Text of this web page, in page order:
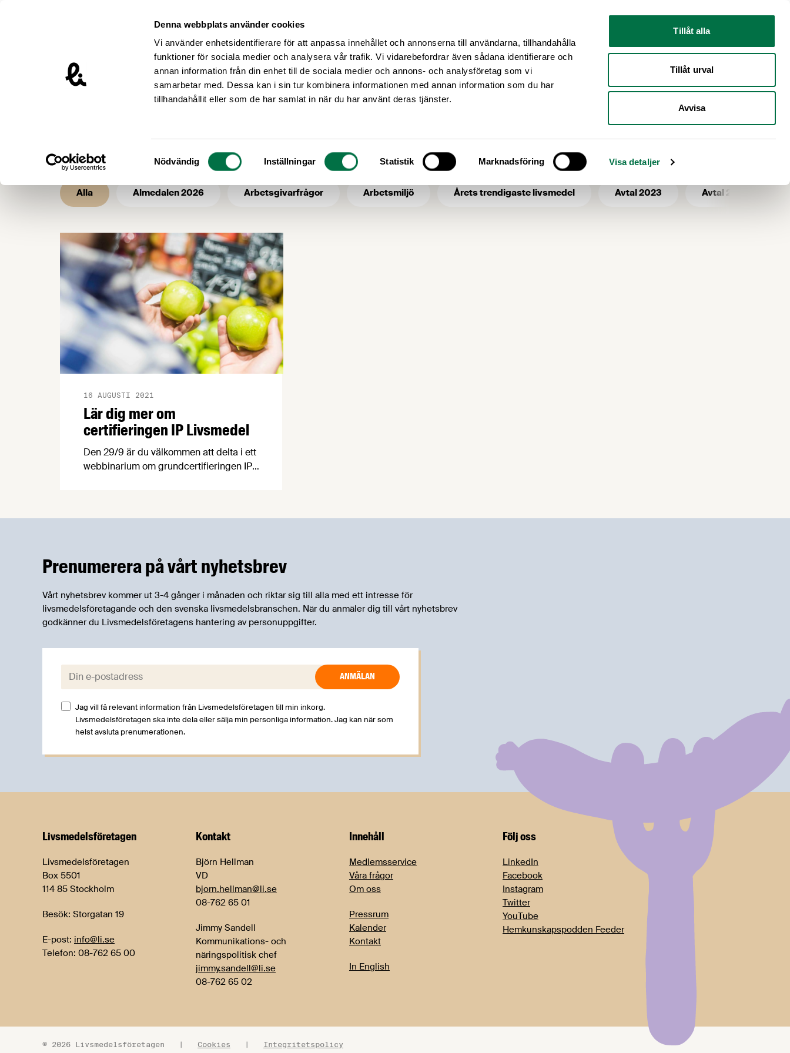
Denna webbplats använder cookies
Vi använder enhetsidentifierare för att anpassa innehållet och annonserna till användarna, tillhandahålla
funktioner för sociala medier och analysera vår trafik. Vi vidarebefordrar även sådana identifierare och
annan information från din enhet till de sociala medier och annons- och analysföretag som vi
samarbetar med. Dessa kan i sin tur kombinera informationen med annan information som du har
tillhandahållit eller som de har samlat in när du har använt deras tjänster.
Samtyckesval
Nödvändig Inställningar Statistik Marknadsföring Visa detaljer
Tillåt alla
Tillåt urval
Avvisa
Livsmedelsföretagen – till startsidan
Livsmedelsföretagen / Nyhetsarkiv / certifiering
Nyhetsarkiv - ämne: certifiering
Alla Almedalen 2026 Arbetsgivarfrågor Arbetsmiljö Årets trendigaste livsmedel Avtal 2023 Avtal 2025
Lär dig mer om
certifieringen IP Livsmedel
16 AUGUSTI 2021
Den 29/9 är du välkommen att delta i ett
webbinarium om grundcertifieringen IP
Svenskt Sigill.
Prenumerera på vårt nyhetsbrev
Vårt nyhetsbrev kommer ut 3-4 gånger i månaden och riktar sig till alla med ett intresse för
livsmedelsföretagande och den svenska livsmedelsbranschen. När du anmäler dig till vårt nyhetsbrev
godkänner du Livsmedelsföretagens hantering av personuppgifter.
E-post:
Jag vill få relevant information från Livsmedelsföretagen till min inkorg.
Livsmedelsföretagen ska inte dela eller sälja min personliga information. Jag kan när som
helst avsluta prenumerationen.
Livsmedels­företagen
Livsmedelsföretagen
Box 5501
114 85 Stockholm
Besök: Storgatan 19
E-post: info@li.se
Telefon: 08-762 65 00
Kontakt
Björn Hellman
VD
bjorn.hellman@li.se
08-762 65 01
Jimmy Sandell
Kommunikations- och
näringspolitisk chef
jimmy.sandell@li.se
08-762 65 02
Innehåll
Medlemsservice
Våra frågor
Om oss
Pressrum
Kalender
Kontakt
In English
Följ oss
LinkedIn
Facebook
Instagram
Twitter
YouTube
Hemkunskapspodden Feeder
© 2026 Livsmedelsföretagen | Cookies | Integritetspolicy